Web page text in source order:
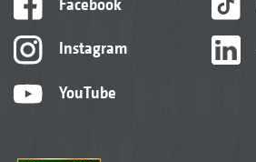
Instagram
YouTube